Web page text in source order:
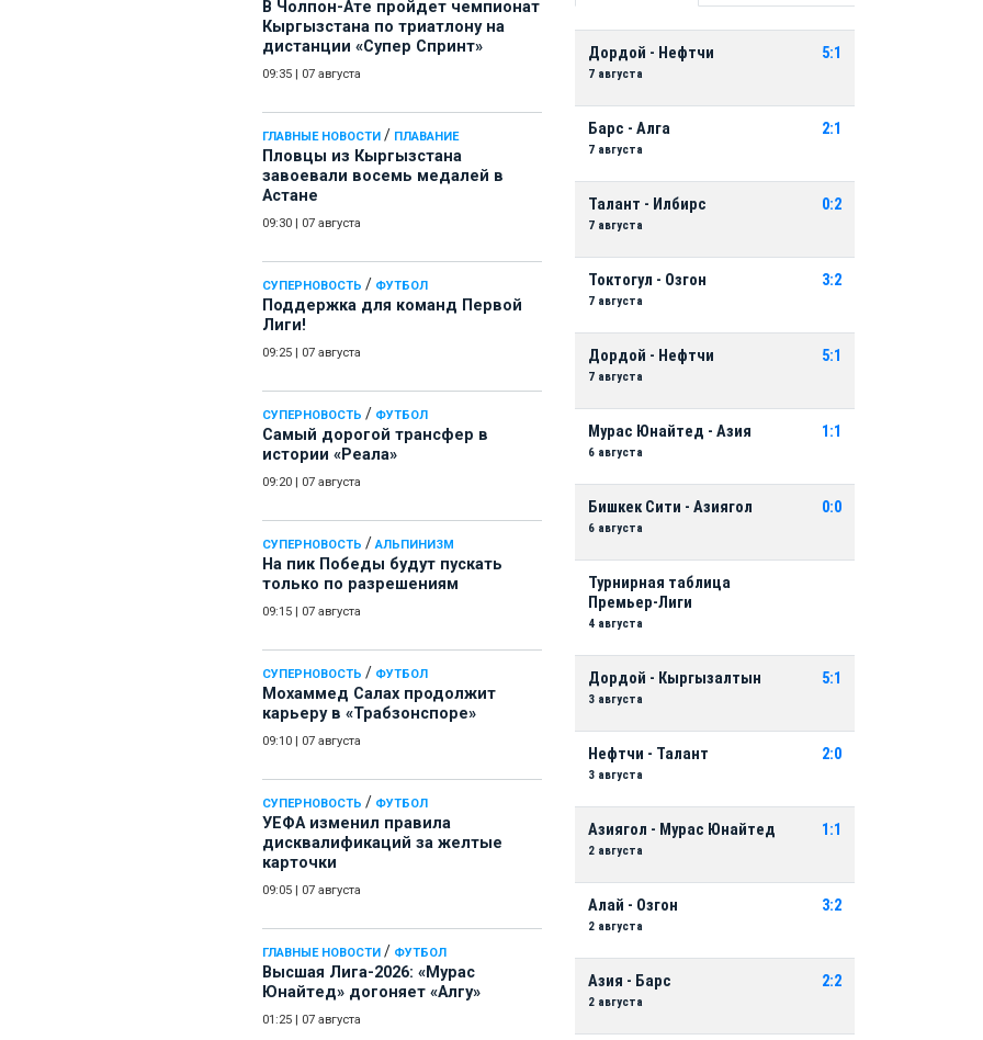
В Чолпон-Ате пройдет чемпионат
Кыргызстана по триатлону на
дистанции «Супер Спринт»
09:35 07 августа
ГЛАВНЫЕ НОВОСТИ / ПЛАВАНИЕ
Пловцы из Кыргызстана
завоевали восемь медалей в
Астане
09:30 07 августа
СУПЕРНОВОСТЬ / ФУТБОЛ
Поддержка для команд Первой
Лиги!
09:25 07 августа
СУПЕРНОВОСТЬ / ФУТБОЛ
Самый дорогой трансфер в
истории «Реала»
09:20 07 августа
СУПЕРНОВОСТЬ / АЛЬПИНИЗМ
На пик Победы будут пускать
только по разрешениям
09:15 07 августа
СУПЕРНОВОСТЬ / ФУТБОЛ
Мохаммед Салах продолжит
карьеру в «Трабзонспоре»
09:10 07 августа
СУПЕРНОВОСТЬ / ФУТБОЛ
УЕФА изменил правила
дисквалификаций за желтые
карточки
09:05 07 августа
ГЛАВНЫЕ НОВОСТИ / ФУТБОЛ
Высшая Лига-2026: «Мурас
Юнайтед» догоняет «Алгу»
01:25 07 августа
Дордой - Нефтчи
7 августа
5:1
Барс - Алга
7 августа
2:1
Талант - Илбирс
7 августа
0:2
Токтогул - Озгон
7 августа
3:2
Дордой - Нефтчи
7 августа
5:1
Мурас Юнайтед - Азия
6 августа
1:1
Бишкек Сити - Азиягол
6 августа
0:0
Турнирная таблица
Премьер-Лиги
4 августа
Дордой - Кыргызалтын
3 августа
5:1
Нефтчи - Талант
3 августа
2:0
Азиягол - Мурас Юнайтед
2 августа
1:1
Алай - Озгон
2 августа
3:2
Азия - Барс
2 августа
2:2